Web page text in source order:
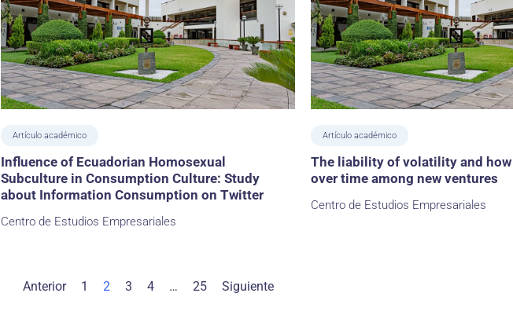
Artículo académico
Influence of Ecuadorian Homosexual
Subculture in Consumption Culture: Study
about Information Consumption on Twitter
Centro de Estudios Empresariales
Artículo académico
The liability of volatility and
over time among new ventures
Centro de Estudios Empresariales
Anterior 1 2 3 4 … 25 Siguiente